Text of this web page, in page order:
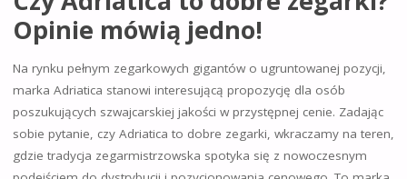
Opinie mówią jedno!
Na rynku pełnym zegarkowych gigantów o ugruntowanej pozycji,
marka Adriatica stanowi interesującą propozycję dla osób
poszukujących szwajcarskiej jakości w przystępnej cenie. Zadając
sobie pytanie, czy Adriatica to dobre zegarki, wkraczamy na teren,
gdzie tradycja zegarmistrzowska spotyka się z nowoczesnym